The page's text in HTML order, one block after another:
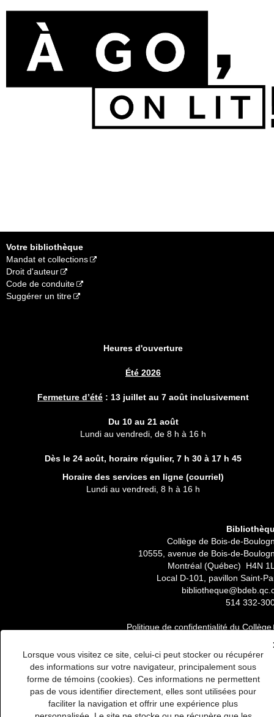
Votre bibliothèque
Mandat et collections
Droit d'auteur
Code de conduite
Suggérer un titre
Heures d'ouverture
Été 2026
Fermeture d’été : 13 juillet au 7 août inclusivement
Du 10 au 21 août
Lundi au vendredi, de 8 h à 16 h
Dès le 24 août, horaire régulier, 7 h 30 à 17 h 45
Horaire des services en ligne (courriel)
Lundi au vendredi, 8 h à 16 h
Collège de Bois-de-
10555, avenue de Bois-de-
Montréal (Québec) H4N
Local D-101, pavillon Saint-
514 332-
Politique de confidentialité du Collège
Lorsque vous visitez ce site, celui-ci peut stocker ou récupérer
des informations sur votre navigateur, principalement sous
forme de témoins (cookies). Ces informations ne permettent
pas de vous identifier directement, elles sont utilisées pour
faciliter la navigation et offrir une expérience plus